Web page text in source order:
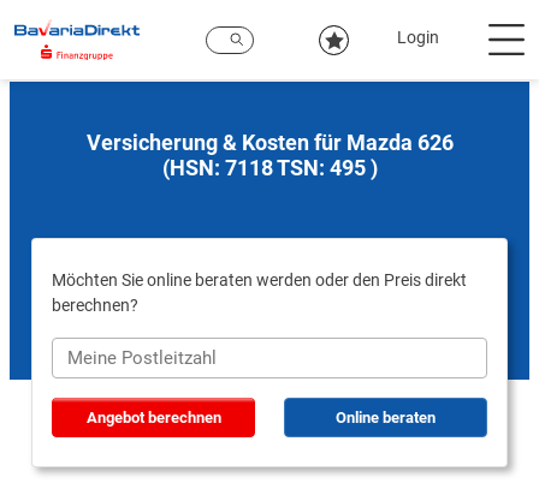
Hauptinhalt
Login
Versicherung & Kosten für Mazda 626
(HSN: 7118 TSN: 495 )
Möchten Sie online beraten werden oder den Preis direkt
berechnen?
Angebot berechnen Online beraten